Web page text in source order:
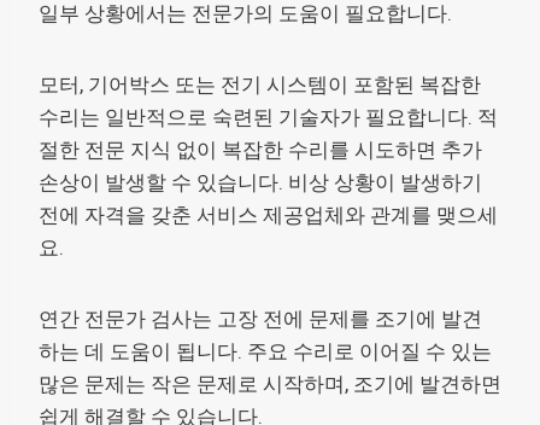
일부 상황에서는 전문가의 도움이 필요합니다.
모터, 기어박스 또는 전기 시스템이 포함된 복잡한
수리는 일반적으로 숙련된 기술자가 필요합니다. 적
절한 전문 지식 없이 복잡한 수리를 시도하면 추가
손상이 발생할 수 있습니다. 비상 상황이 발생하기
전에 자격을 갖춘 서비스 제공업체와 관계를 맺으세
요.
연간 전문가 검사는 고장 전에 문제를 조기에 발견
하는 데 도움이 됩니다. 주요 수리로 이어질 수 있는
많은 문제는 작은 문제로 시작하며, 조기에 발견하면
쉽게 해결할 수 있습니다.